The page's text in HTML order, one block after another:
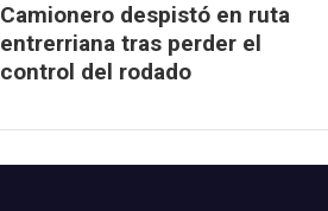
Camionero despistó en ruta
entrerriana tras perder el
control del rodado